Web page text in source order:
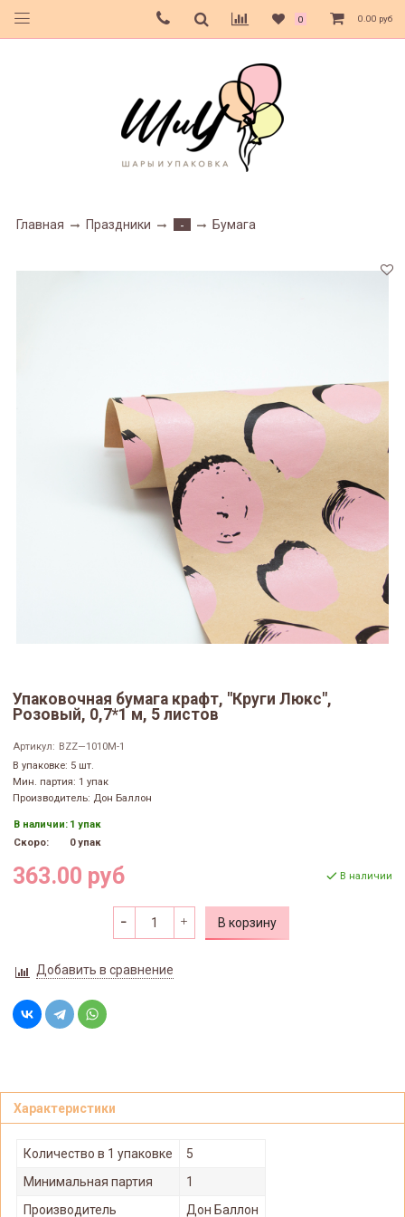
0 0.00 руб
Главная Праздники - Бумага
Упаковочная бумага крафт, "Круги Люкс",
Розовый, 0,7*1 м, 5 листов
Артикул: BZZ—1010M-1
В упаковке: 5 шт.
Мин. партия: 1 упак
Производитель: Дон Баллон
В наличии: 1 упак
Скоро:
0 упак
363.00 руб В наличии
В корзину
Добавить в сравнение
Характеристики
Количество в 1 упаковке
5
Минимальная партия
1
Производитель
Дон Баллон